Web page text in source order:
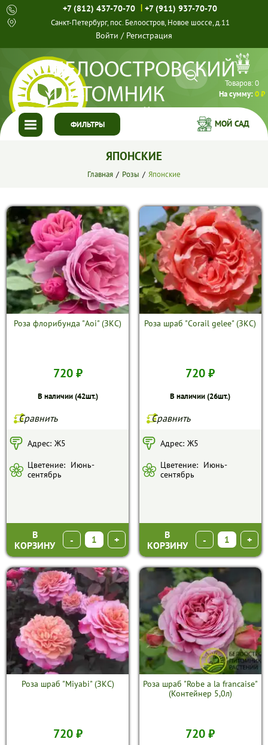
+7 (812) 437-70-70 | +7 (911) 937-70-70
Санкт-Петербург, пос. Белоостров, Новое шоссе, д.11
Войти / Регистрация
Товаров:0
На сумму:0 ₽
ФИЛЬТРЫ
ГЛАВНАЯ
КАТАЛОГ
СПЕЦПРЕДЛОЖЕНИЯ
ГОТОВЫЕ РЕШЕНИЯ
О НАС
УСЛОВИЯ РАБОТЫ
КОНТАКТЫ
МОЙ САД
ЯПОНСКИЕ
Главная Розы Японские
Роза флорибунда "Aoi" (ЗКС)
720 ₽
В наличии (42шт.)
Сравнить
Адрес: Ж5
Цветение: Июнь-
сентябрь
В
КОРЗИНУ
- +
Роза шраб "Corail gelee" (ЗКС)
720 ₽
В наличии (26шт.)
Сравнить
Адрес: Ж5
Цветение: Июнь-
сентябрь
В
КОРЗИНУ
- +
Роза шраб "Miyabi" (ЗКС)
720 ₽
Роза шраб "Robe a la francaise"
(Контейнер 5,0л)
720 ₽